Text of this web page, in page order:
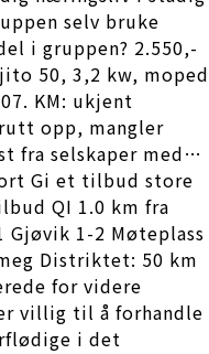
selv bruke
i gruppen? 2.550,-
50, 3,2 kw, moped
KM: ukjent
opp, mangler
fra selskaper med…
Gi et tilbud store
QI 1.0 km fra
1-2 Møteplass
Distriktet: 50 km
for videre
villig til å forhandle
i det